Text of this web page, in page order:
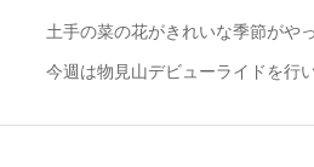
土手の菜の花がきれいな季節がや
今週は物見山デビューライドを行